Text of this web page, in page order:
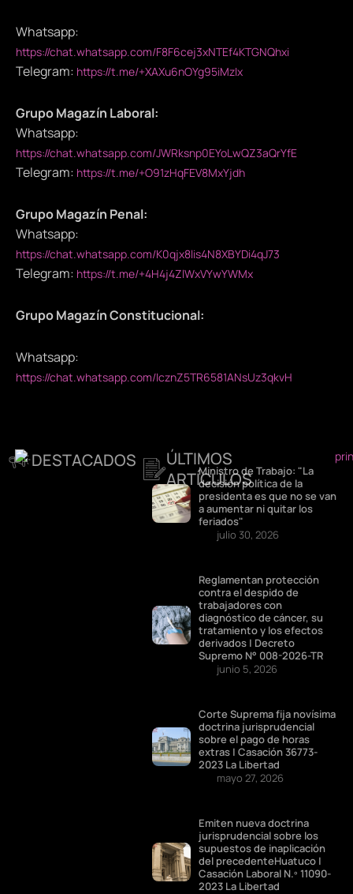
Whatsapp:
https://chat.whatsapp.com/F8F6cej3xNTEf4KTGNQhxi
Telegram: https://t.me/+XAXu6nOYg95iMzIx
Grupo Magazín Laboral:
Whatsapp:
https://chat.whatsapp.com/JWRksnp0EYoLwQZ3aQrYfE
Telegram: https://t.me/+O91zHqFEV8MxYjdh
Grupo Magazín Penal:
Whatsapp:
https://chat.whatsapp.com/K0qjx8lis4N8XBYDi4qJ73
Telegram: https://t.me/+4H4j4ZlWxVYwYWMx
Grupo Magazín Constitucional:
Whatsapp:
https://chat.whatsapp.com/IcznZ5TR6581ANsUz3qkvH
DESTACADOS
ÚLTIMOS
ARTÍCULOS
Ministro de Trabajo: "La
decisión política de la
presidenta es que no se van
a aumentar ni quitar los
feriados"
julio 30, 2026
Reglamentan protección
contra el despido de
trabajadores con
diagnóstico de cáncer, su
tratamiento y los efectos
derivados | Decreto
Supremo N° 008-2026-TR
junio 5, 2026
Corte Suprema fija novísima
doctrina jurisprudencial
sobre el pago de horas
extras | Casación 36773-
2023 La Libertad
mayo 27, 2026
Emiten nueva doctrina
jurisprudencial sobre los
supuestos de inaplicación
del precedenteHuatuco |
Casación Laboral N.º 11090-
2023 La Libertad